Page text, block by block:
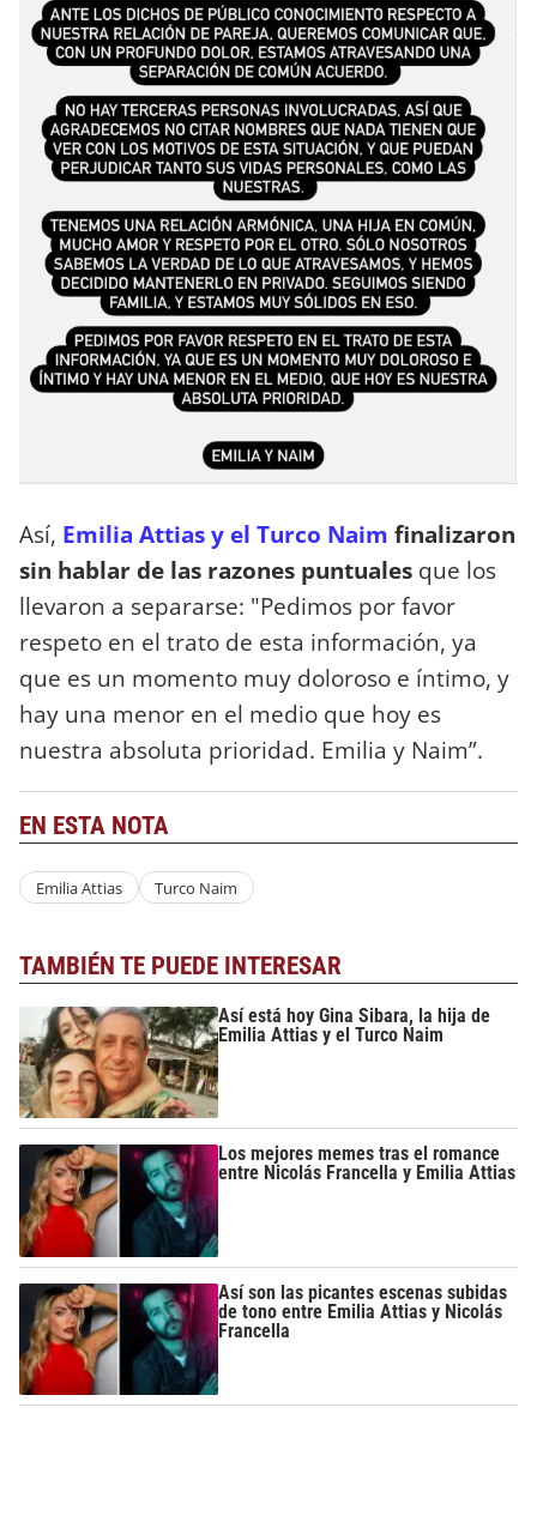
Así, Emilia Attias y el Turco Naim finalizaron
sin hablar de las razones puntuales que los
llevaron a separarse: "Pedimos por favor
respeto en el trato de esta información, ya
que es un momento muy doloroso e íntimo, y
hay una menor en el medio que hoy es
nuestra absoluta prioridad. Emilia y Naim”.
EN ESTA NOTA
Emilia Attias Turco Naim
TAMBIÉN TE PUEDE INTERESAR
Así está hoy Gina Sibara, la hija de
Emilia Attias y el Turco Naim
Los mejores memes tras el romance
entre Nicolás Francella y Emilia Attias
Así son las picantes escenas subidas
de tono entre Emilia Attias y Nicolás
Francella